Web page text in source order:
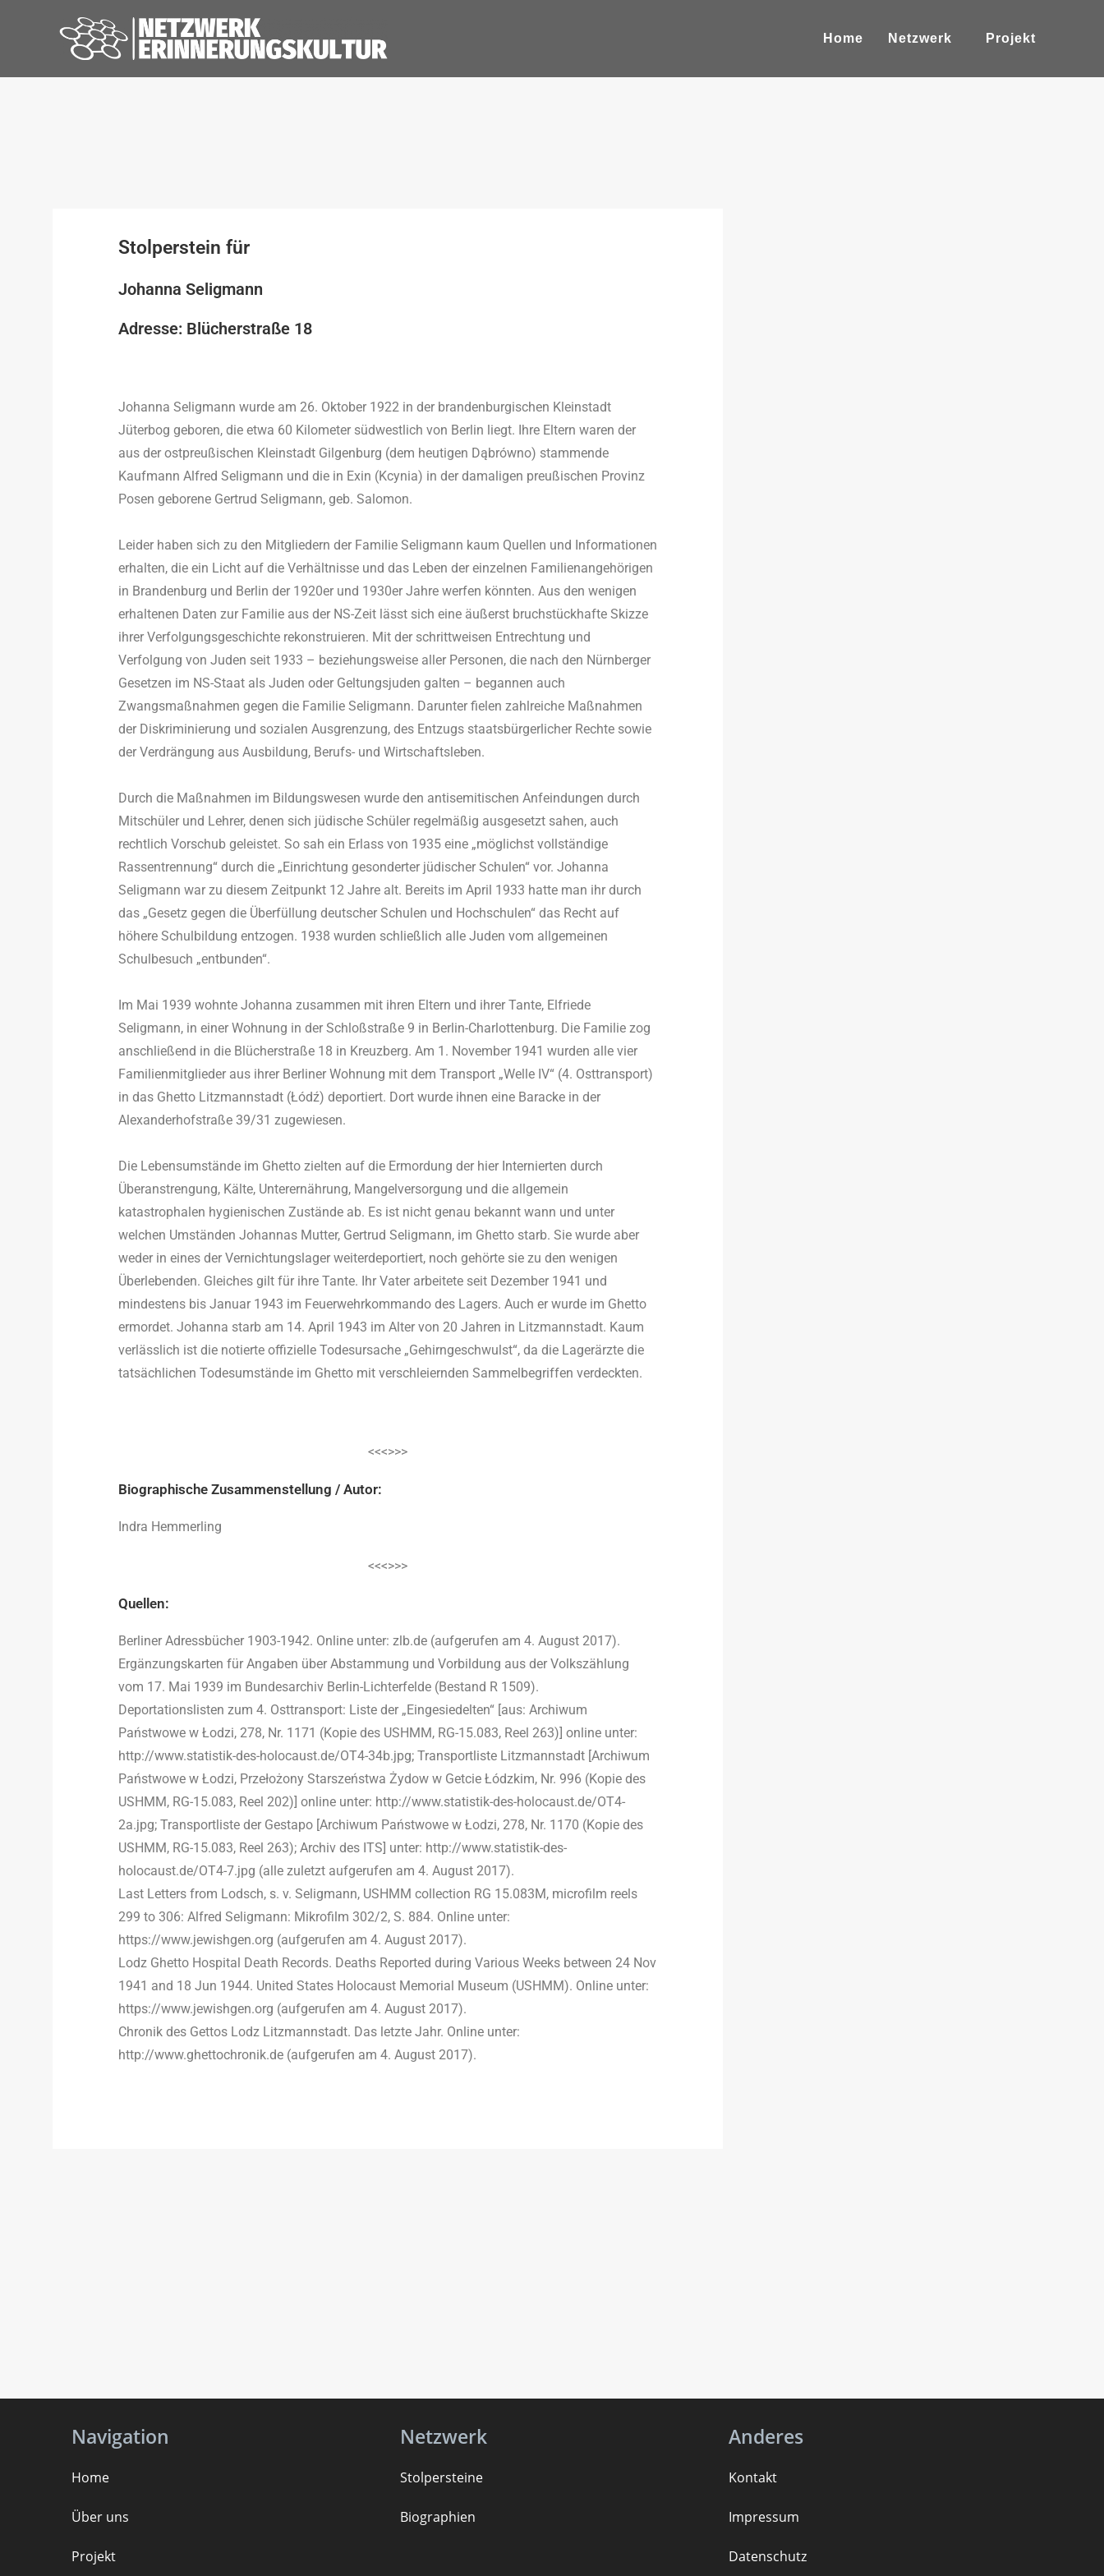
Home Netzwerk Projekt
Stolperstein für
Johanna Seligmann
Adresse: Blücherstraße 18
Johanna Seligmann wurde am 26. Oktober 1922 in der brandenburgischen Kleinstadt
Jüterbog geboren, die etwa 60 Kilometer südwestlich von Berlin liegt. Ihre Eltern waren der
aus der ostpreußischen Kleinstadt Gilgenburg (dem heutigen Dąbrówno) stammende
Kaufmann Alfred Seligmann und die in Exin (Kcynia) in der damaligen preußischen Provinz
Posen geborene Gertrud Seligmann, geb. Salomon.
Leider haben sich zu den Mitgliedern der Familie Seligmann kaum Quellen und Informationen
erhalten, die ein Licht auf die Verhältnisse und das Leben der einzelnen Familienangehörigen
in Brandenburg und Berlin der 1920er und 1930er Jahre werfen könnten. Aus den wenigen
erhaltenen Daten zur Familie aus der NS-Zeit lässt sich eine äußerst bruchstückhafte Skizze
ihrer Verfolgungsgeschichte rekonstruieren. Mit der schrittweisen Entrechtung und
Verfolgung von Juden seit 1933 – beziehungsweise aller Personen, die nach den Nürnberger
Gesetzen im NS-Staat als Juden oder Geltungsjuden galten – begannen auch
Zwangsmaßnahmen gegen die Familie Seligmann. Darunter fielen zahlreiche Maßnahmen
der Diskriminierung und sozialen Ausgrenzung, des Entzugs staatsbürgerlicher Rechte sowie
der Verdrängung aus Ausbildung, Berufs- und Wirtschaftsleben.
Durch die Maßnahmen im Bildungswesen wurde den antisemitischen Anfeindungen durch
Mitschüler und Lehrer, denen sich jüdische Schüler regelmäßig ausgesetzt sahen, auch
rechtlich Vorschub geleistet. So sah ein Erlass von 1935 eine „möglichst vollständige
Rassentrennung“ durch die „Einrichtung gesonderter jüdischer Schulen“ vor. Johanna
Seligmann war zu diesem Zeitpunkt 12 Jahre alt. Bereits im April 1933 hatte man ihr durch
das „Gesetz gegen die Überfüllung deutscher Schulen und Hochschulen“ das Recht auf
höhere Schulbildung entzogen. 1938 wurden schließlich alle Juden vom allgemeinen
Schulbesuch „entbunden“.
Im Mai 1939 wohnte Johanna zusammen mit ihren Eltern und ihrer Tante, Elfriede
Seligmann, in einer Wohnung in der Schloßstraße 9 in Berlin-Charlottenburg. Die Familie zog
anschließend in die Blücherstraße 18 in Kreuzberg. Am 1. November 1941 wurden alle vier
Familienmitglieder aus ihrer Berliner Wohnung mit dem Transport „Welle IV“ (4. Osttransport)
in das Ghetto Litzmannstadt (Łódź) deportiert. Dort wurde ihnen eine Baracke in der
Alexanderhofstraße 39/31 zugewiesen.
Die Lebensumstände im Ghetto zielten auf die Ermordung der hier Internierten durch
Überanstrengung, Kälte, Unterernährung, Mangelversorgung und die allgemein
katastrophalen hygienischen Zustände ab. Es ist nicht genau bekannt wann und unter
welchen Umständen Johannas Mutter, Gertrud Seligmann, im Ghetto starb. Sie wurde aber
weder in eines der Vernichtungslager weiterdeportiert, noch gehörte sie zu den wenigen
Überlebenden. Gleiches gilt für ihre Tante. Ihr Vater arbeitete seit Dezember 1941 und
mindestens bis Januar 1943 im Feuerwehrkommando des Lagers. Auch er wurde im Ghetto
ermordet. Johanna starb am 14. April 1943 im Alter von 20 Jahren in Litzmannstadt. Kaum
verlässlich ist die notierte offizielle Todesursache „Gehirngeschwulst“, da die Lagerärzte die
tatsächlichen Todesumstände im Ghetto mit verschleiernden Sammelbegriffen verdeckten.
<<<>>>
Biographische Zusammenstellung / Autor:
Indra Hemmerling
<<<>>>
Quellen:
Berliner Adressbücher 1903-1942. Online unter: zlb.de (aufgerufen am 4. August 2017).
Ergänzungskarten für Angaben über Abstammung und Vorbildung aus der Volkszählung
vom 17. Mai 1939 im Bundesarchiv Berlin-Lichterfelde (Bestand R 1509).
Deportationslisten zum 4. Osttransport: Liste der „Eingesiedelten“ [aus: Archiwum
Państwowe w Łodzi, 278, Nr. 1171 (Kopie des USHMM, RG-15.083, Reel 263)] online unter:
http://www.statistik-des-holocaust.de/OT4-34b.jpg; Transportliste Litzmannstadt [Archiwum
Państwowe w Łodzi, Przełożony Starszeństwa Żydow w Getcie Łódzkim, Nr. 996 (Kopie des
USHMM, RG-15.083, Reel 202)] online unter: http://www.statistik-des-holocaust.de/OT4-
2a.jpg; Transportliste der Gestapo [Archiwum Państwowe w Łodzi, 278, Nr. 1170 (Kopie des
USHMM, RG-15.083, Reel 263); Archiv des ITS] unter: http://www.statistik-des-
holocaust.de/OT4-7.jpg (alle zuletzt aufgerufen am 4. August 2017).
Last Letters from Lodsch, s. v. Seligmann, USHMM collection RG 15.083M, microfilm reels
299 to 306: Alfred Seligmann: Mikrofilm 302/2, S. 884. Online unter:
https://www.jewishgen.org (aufgerufen am 4. August 2017).
Lodz Ghetto Hospital Death Records. Deaths Reported during Various Weeks between 24 Nov
1941 and 18 Jun 1944. United States Holocaust Memorial Museum (USHMM). Online unter:
https://www.jewishgen.org (aufgerufen am 4. August 2017).
Chronik des Gettos Lodz Litzmannstadt. Das letzte Jahr. Online unter:
http://www.ghettochronik.de (aufgerufen am 4. August 2017).
Navigation
Home
Über uns
Projekt
Netzwerk
Stolpersteine
Biographien
Anderes
Kontakt
Impressum
Datenschutz